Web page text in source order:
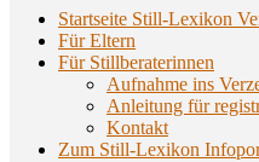
Startseite Still-Lexikon
Für Eltern
Für Stillberaterinnen
Aufnahme ins
Anlei­tung für
Kon­takt
Zum Still-Lexikon